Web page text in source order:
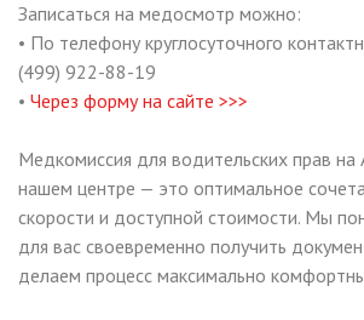
Записаться на медосмотр можно:
• По телефону круглосуточного
(499) 922-88-19
• Через форму на сайте >>>
Медкомиссия для водительских прав на
нашем центре — это оптимальное
скорости и доступной стоимости. Мы
для вас своевременно получить
делаем процесс максимально